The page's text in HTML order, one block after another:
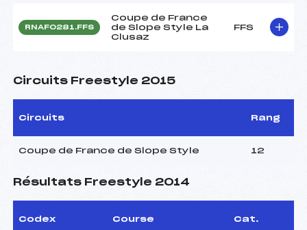
RNAF0281.FFS
Coupe de France
de Slope Style La
Clusaz
FFS
Circuits Freestyle 2015
Circuits Rang
Coupe de France de Slope Style 12
Résultats Freestyle 2014
Codex Course Cat.